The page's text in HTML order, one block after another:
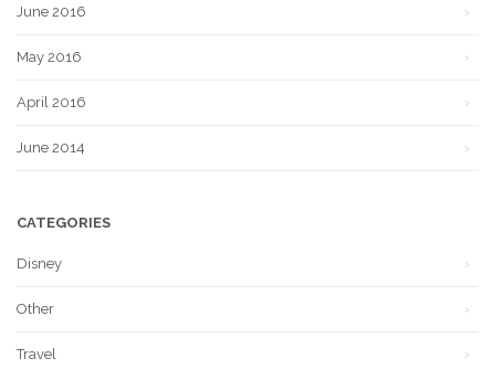
June 2016
May 2016
April 2016
June 2014
CATEGORIES
Disney
Other
Travel